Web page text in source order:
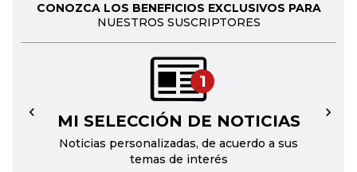
CONOZCA LOS BENEFICIOS EXCLUSIVOS PARA
NUESTROS SUSCRIPTORES
1
MI SELECCIÓN DE NOTICIAS
Noticias personalizadas, de acuerdo a sus
temas de interés
← →